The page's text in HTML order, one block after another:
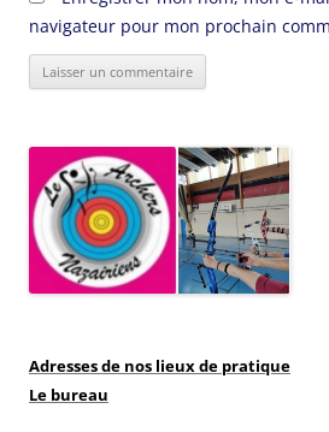
navigateur pour mon prochain
Adresses de nos lieux de pratique
Le bureau